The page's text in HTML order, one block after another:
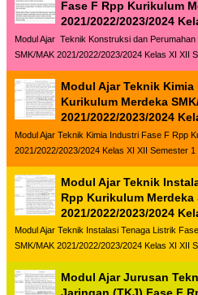
Fase F Rpp Kurikulum
2021/2022/2023/2024
Modul Ajar Teknik Konstruksi dan
SMK/MAK 2021/2022/2023/2024 Kelas XI XII
Modul Ajar Teknik
Kurikulum Merdeka
2021/2022/2023/2024
Modul Ajar Teknik Kimia Industri Fase F Rpp
2021/2022/2023/2024 Kelas XI XII Semester 1
Modul Ajar Teknik
Rpp Kurikulum Merdeka
2021/2022/2023/2024
Modul Ajar Teknik Instalasi Tenaga Listrik
SMK/MAK 2021/2022/2023/2024 Kelas XI XII
Modul Ajar Jurusan